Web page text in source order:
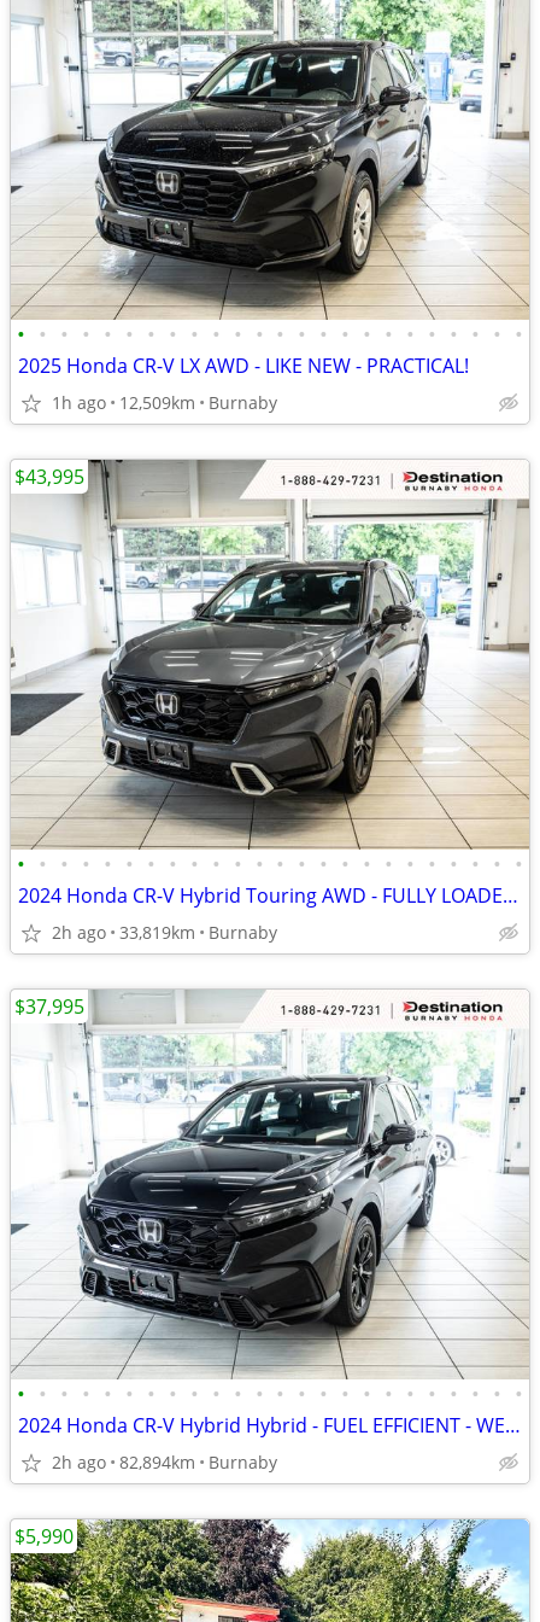
• • • • • • • • • • • • • • • • • • • • • • • •
2025 Honda CR-V LX AWD - LIKE NEW - PRACTICAL!
1h ago 12,509km Burnaby
• • • • • • • • • • • • • • • • • • • • • • • •
2024 Honda CR-V Hybrid Touring AWD - FULLY LOADED - TECH LOADED
2h ago 33,819km Burnaby
$43,995
• • • • • • • • • • • • • • • • • • • • • • • •
2024 Honda CR-V Hybrid Hybrid - FUEL EFFICIENT - WELL EQUIPPED!
2h ago 82,894km Burnaby
$37,995
$5,990